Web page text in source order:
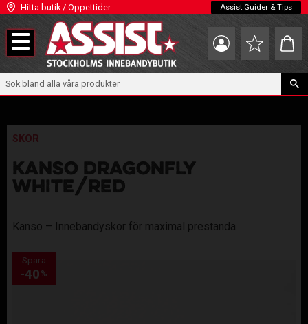
Meny
Hitta butik / Öppettider Assist Guider & Tips
Favoriter
SKOR
KANSO DRAGONFLY
WHITE/RED
Kanso – Innebandyskor för maximal prestanda
Spara
40 %